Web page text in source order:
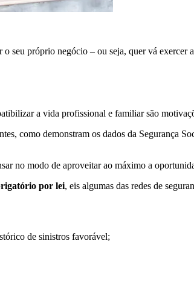
seu próprio negócio – ou seja, quer vá
a vida profissional e familiar são
como demonstram os dados da Segurança
no modo de aproveitar ao máximo a
por lei, eis algumas das redes de
de sinistros favorável;